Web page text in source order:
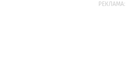
РЕКЛАМА: